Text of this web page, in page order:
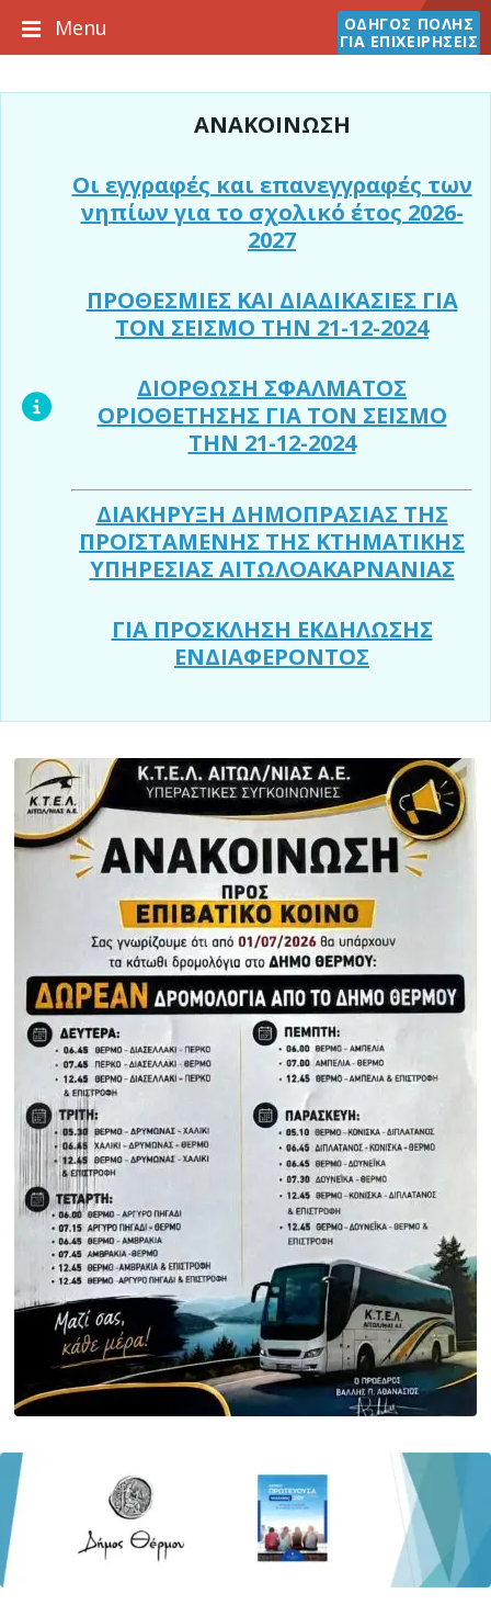
ΟΔΗΓΟΣ ΠΟΛΗΣ
ΓΙΑ ΕΠΙΧΕΙΡΗΣΕΙΣ
Menu
ΑΝΑΚΟΙΝΩΣΗ
Οι εγγραφές και επανεγγραφές των
νηπίων για το σχολικό έτος 2026-
2027
ΠΡΟΘΕΣΜΙΕΣ ΚΑΙ ΔΙΑΔΙΚΑΣΙΕΣ ΓΙΑ
ΤΟΝ ΣΕΙΣΜΟ ΤΗΝ 21-12-2024
ΔΙΟΡΘΩΣΗ ΣΦΑΛΜΑΤΟΣ
ΟΡΙΟΘΕΤΗΣΗΣ ΓΙΑ ΤΟΝ ΣΕΙΣΜΟ
ΤΗΝ 21-12-2024
ΔΙΑΚΗΡΥΞΗ ΔΗΜΟΠΡΑΣΙΑΣ ΤΗΣ
ΠΡΟΪΣΤΑΜΕΝΗΣ ΤΗΣ ΚΤΗΜΑΤΙΚΗΣ
ΥΠΗΡΕΣΙΑΣ ΑΙΤΩΛΟΑΚΑΡΝΑΝΙΑΣ
ΓΙΑ ΠΡΟΣΚΛΗΣΗ ΕΚΔΗΛΩΣΗΣ
ΕΝΔΙΑΦΕΡΟΝΤΟΣ